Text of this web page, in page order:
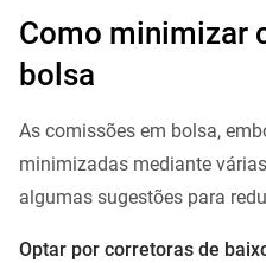
Como minimizar
bolsa
As comissões em bolsa,
minimizadas mediante
algumas sugestões para
Optar por corretoras de